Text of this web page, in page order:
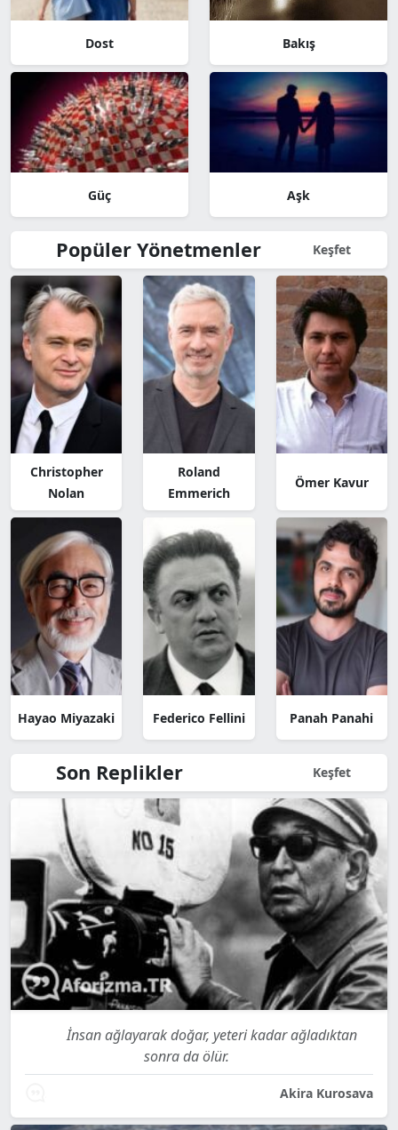
Dost Bakış
Güç Aşk
Popüler Yönetmenler Keşfet
Christopher
Nolan
Roland
Emmerich
Ömer Kavur
Hayao Miyazaki Federico Fellini Panah Panahi
Son Replikler Keşfet
İnsan ağlayarak doğar, yeteri kadar ağladıktan
sonra da ölür.
Akira Kurosava